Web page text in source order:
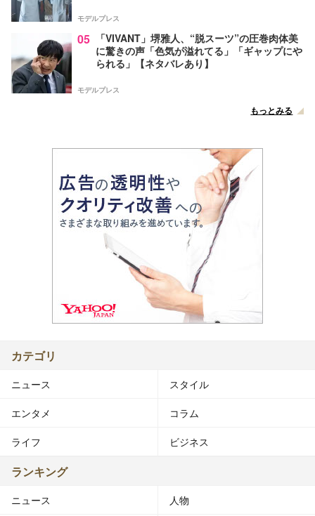
モデルプレス
05
「VIVANT」堺雅人、“脱スーツ”の圧巻肉体美
に驚きの声「色気が溢れてる」「ギャップにや
られる」【ネタバレあり】
モデルプレス
もっとみる
カテゴリ
ニュース スタイル
エンタメ コラム
ライフ ビジネス
ランキング
ニュース 人物